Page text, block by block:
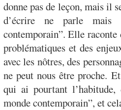
donne pas de leçon, mais il
d’écrire ne parle mais
contemporain”. Elle raconte
problématiques et des
avec les nôtres, des
ne peut nous être proche.
qui ai pourtant
monde contemporain”, et